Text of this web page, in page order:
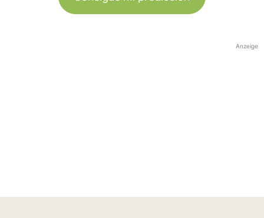
Anzeige